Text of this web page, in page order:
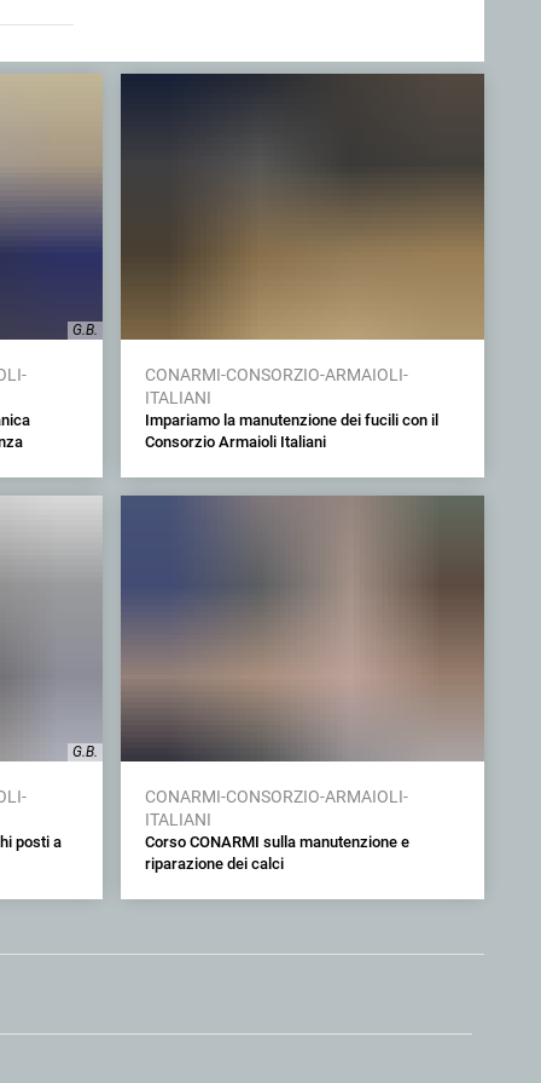
G.B.
CONARMI-CONSORZIO-ARMAIOLI-
ITALIANI
Impariamo la manutenzione dei fucili con il
Consorzio Armaioli Italiani
G.B.
posti a
CONARMI-CONSORZIO-ARMAIOLI-
ITALIANI
Corso CONARMI sulla manutenzione e
riparazione dei calci